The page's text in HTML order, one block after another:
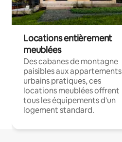
Locations entièrement
meublées
Des cabanes de montagne
paisibles aux appartements
urbains pratiques, ces
locations meublées offrent
tous les équipements d'un
logement standard.